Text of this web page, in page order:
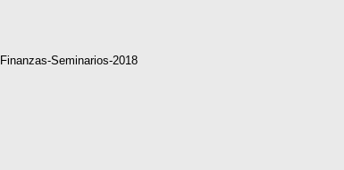
Seminarios-2018